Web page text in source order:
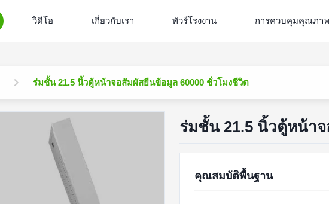
วิดีโอ เกี่ยวกับเรา ทัวร์โรงงาน การควบคุมคุณภาพ
ร่มชั้น 21.5 นิ้วตู้หน้าจอสัมผัสยืนข้อมูล 60000 ชั่วโมงชีวิต
ร่มชั้น 21.5 นิ้วตู้หน้า
คุณสมบัติพื้นฐาน